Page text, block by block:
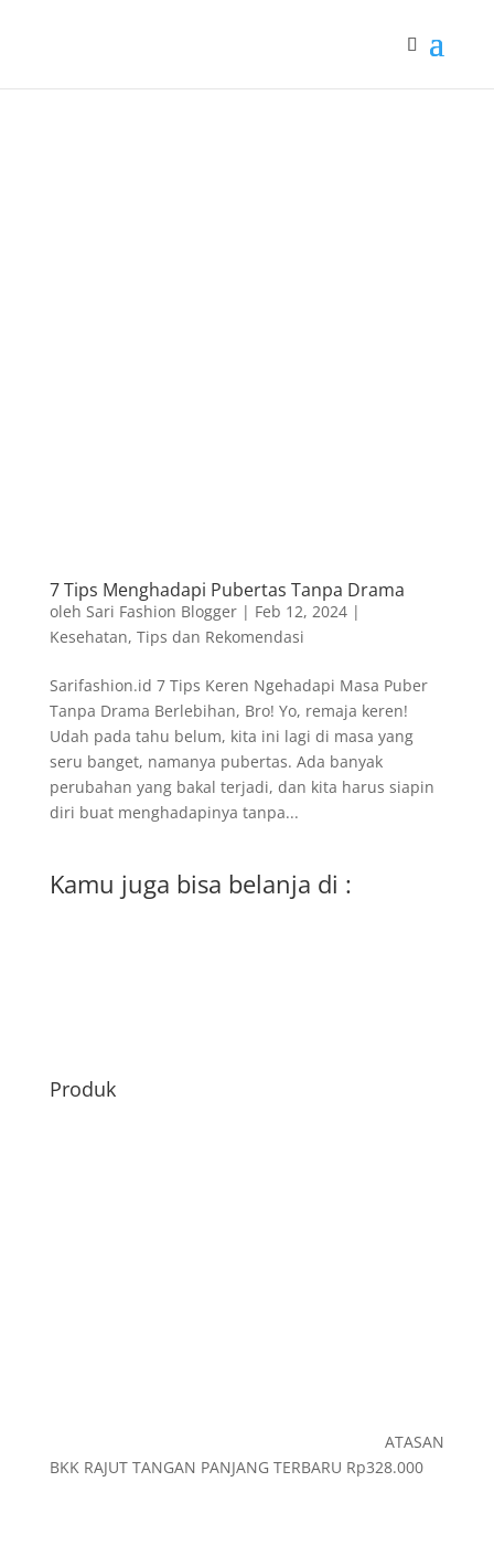
7 Tips Menghadapi Pubertas Tanpa Drama
oleh Sari Fashion Blogger| Feb 12, 2024|
Kesehatan, Tips dan Rekomendasi
Sarifashion.id 7 Tips Keren Ngehadapi Masa Puber
Tanpa Drama Berlebihan, Bro! Yo, remaja keren!
Udah pada tahu belum, kita ini lagi di masa yang
seru banget, namanya pubertas. Ada banyak
perubahan yang bakal terjadi, dan kita harus siapin
diri buat menghadapinya tanpa...
Kamu juga bisa belanja di :
Produk
ATASAN
BKK RAJUT TANGAN PANJANG TERBARU Rp328.000